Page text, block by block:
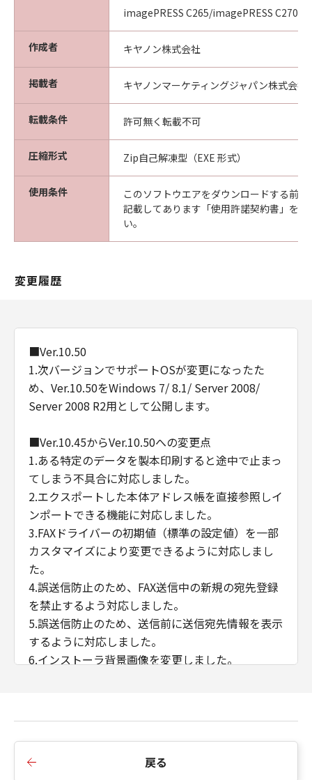
imagePRESS C265/imagePRESS C270
作成者 キヤノン株式会社
掲載者 キヤノンマーケティングジャパン株式会社
転載条件 許可無く転載不可
圧縮形式 Zip自己解凍型（EXE 形式）
使用条件
このソフトウエアをダウンロードする前
記載してあります「使用許諾契約書」を
い。
変更履歴
■Ver.10.50
1.次バージョンでサポートOSが変更になったた
め、Ver.10.50をWindows 7/ 8.1/ Server 2008/
Server 2008 R2用として公開します。
■Ver.10.45からVer.10.50への変更点
1.ある特定のデータを製本印刷すると途中で止まっ
てしまう不具合に対応しました。
2.エクスポートした本体アドレス帳を直接参照しイ
ンポートできる機能に対応しました。
3.FAXドライバーの初期値（標準の設定値）を一部
カスタマイズにより変更できるように対応しまし
た。
4.誤送信防止のため、FAX送信中の新規の宛先登録
を禁止するよう対応しました。
5.誤送信防止のため、送信前に送信宛先情報を表示
するように対応しました。
6.インストーラ背景画像を変更しました。
添付機能を使用可能にしました。
戻る